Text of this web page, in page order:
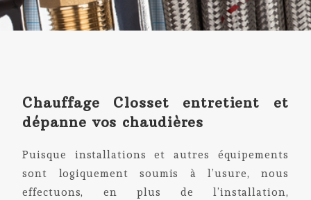
Chauffage Closset entretient et
dépanne vos chaudières
Puisque installations et autres équipements
sont logiquement soumis à l’usure, nous
effectuons, en plus de l’installation,